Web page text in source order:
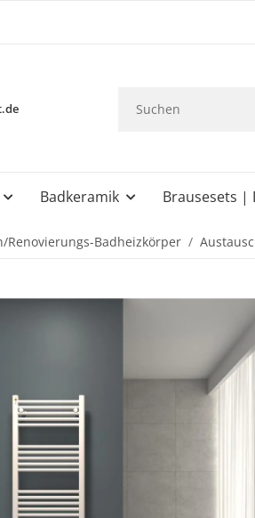
Badkeramik Brausesets |
Renovierungs-Badheizkörper